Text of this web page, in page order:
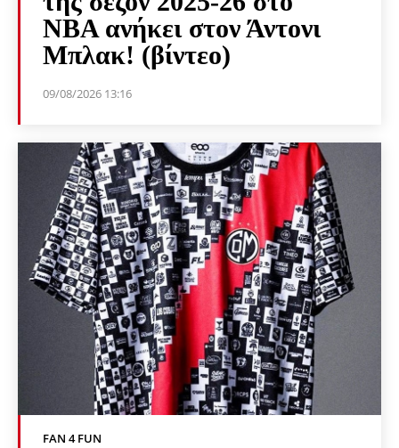
NBA ανήκει στον Άντονι
Μπλακ! (βίντεο)
09/08/2026 13:16
FAN 4 FUN